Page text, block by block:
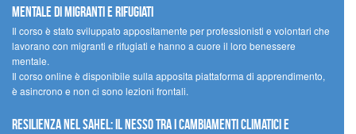
mentale di migranti e rifugiati
Il corso è stato sviluppato appositamente per professionisti e volontari che
lavorano con migranti e rifugiati e hanno a cuore il loro benessere
mentale.
Il corso online è disponibile sulla apposita piattaforma di apprendimento,
è asincrono e non ci sono lezioni frontali.
Resilienza nel Sahel: il nesso tra i cambiamenti climatici e